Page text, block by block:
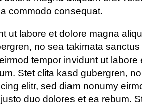
commodo consequat.
ut labore et dolore magna
no sea takimata
tempor invidunt ut labore
Stet clita kasd gubergren,
elitr, sed diam nonumy
duo dolores et ea rebum.